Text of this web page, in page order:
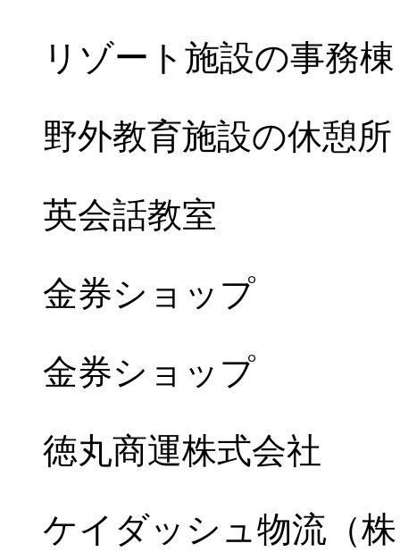
リゾート施設の事務棟
野外教育施設の休憩所
英会話教室
金券ショップ
金券ショップ
徳丸商運株式会社
ケイダッシュ物流（